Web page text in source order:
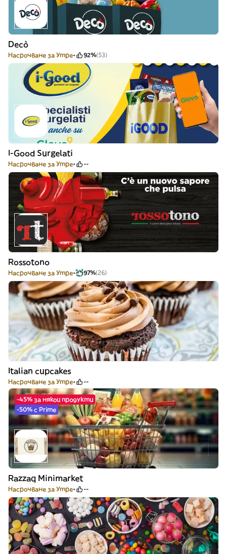
Decò
Насрочване за Утре 92%(53)
I-Good Surgelati
Насрочване за Утре --
Rossotono
Насрочване за Утре 97%(26)
Italian cupcakes
Насрочване за Утре --
-45% за някои продукти
-50% с Prime
Razzaq Minimarket
Насрочване за Утре --